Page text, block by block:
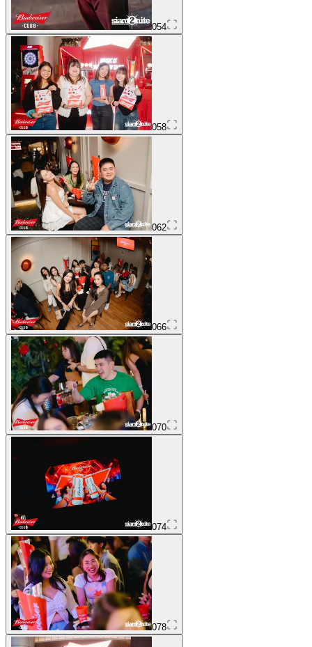
054
058
062
066
070
074
078